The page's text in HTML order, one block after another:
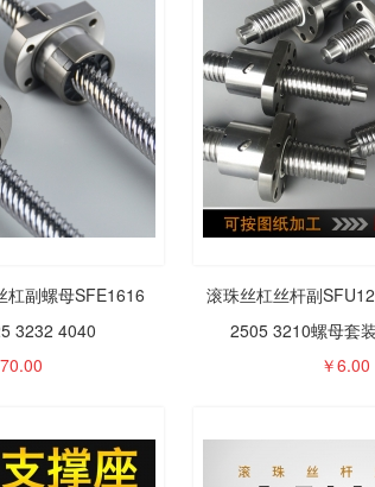
国产直线运动滑动光
轴光杆圆棒传动件轴
承LME3 LM4 LM5 6 8
10 12 16UU
...
直线轴承加长圆法兰
杠副螺母SFE1616
3232 4040
70.00
滚珠丝杠丝杆副
2505 3210螺母套
￥6.00